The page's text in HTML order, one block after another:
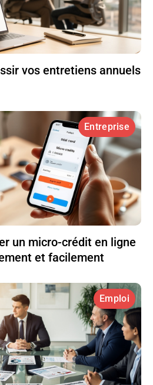
vos entretiens annuels
Entreprise
un micro-crédit en ligne
et facilement
Emploi